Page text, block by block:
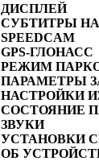
ДИСПЛЕЙ
СУБТИТРЫ
SPEEDCAM
GPS-ГЛОНАСС
РЕЖИМ
ПАРАМЕТРЫ
НАСТРОЙКИ
СОСТОЯНИЕ
ЗВУКИ
УСТАНОВКИ
ОБ